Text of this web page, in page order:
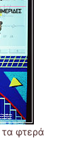
φτερά